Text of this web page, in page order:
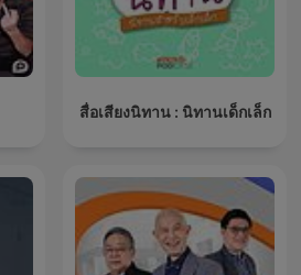
สื่อเสียงนิทาน : นิทานเด็กเล็ก